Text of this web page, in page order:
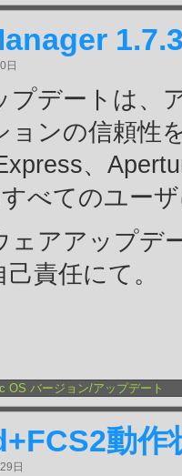
1.7.3
日
プデートは
ョンの信頼性
、
べてのユー
ェアアップデ
責任にて。
OS バージョン/アップデート
動作
日